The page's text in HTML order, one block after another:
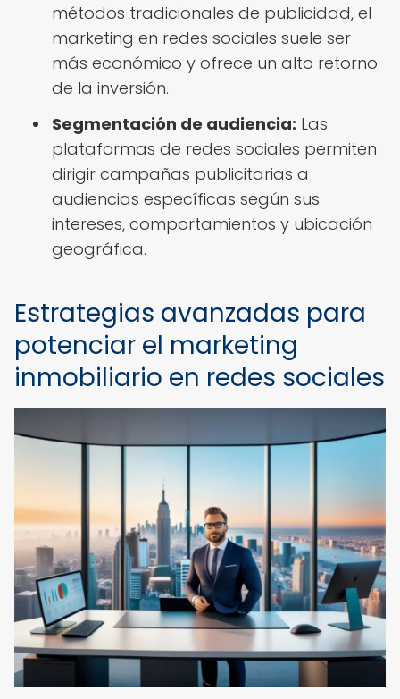
métodos tradicionales de publicidad, el
marketing en redes sociales suele ser
más económico y ofrece un alto retorno
de la inversión.
Segmentación de audiencia: Las
plataformas de redes sociales permiten
dirigir campañas publicitarias a
audiencias específicas según sus
intereses, comportamientos y ubicación
geográfica.
Estrategias avanzadas para
potenciar el marketing
inmobiliario en redes sociales